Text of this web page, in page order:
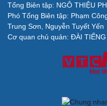
Cải chính
Tổng Biên tập: NGÔ THIỆU
Phó Tổng Biên tập: Phạm
Trung Sơn, Nguyễn Tuyết Yến
Cơ quan chủ quản: ĐÀI